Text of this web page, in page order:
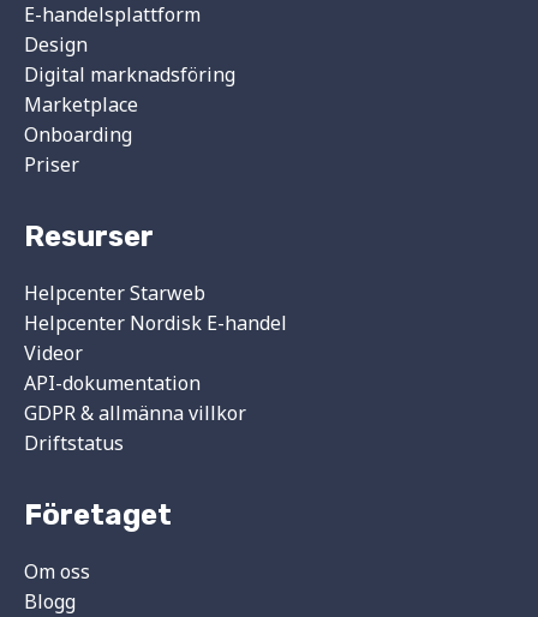
E-handelsplattform
Design
Digital marknadsföring
Marketplace
Onboarding
Priser
Resurser
Helpcenter Starweb
Helpcenter Nordisk E-handel
Videor
API-dokumentation
GDPR & allmänna villkor
Driftstatus
Företaget
Om oss
Blogg